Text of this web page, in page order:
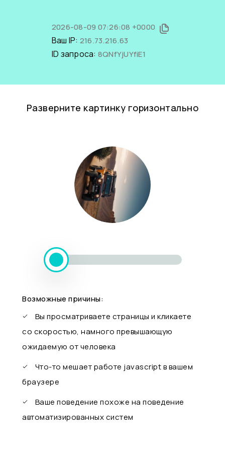
2026-08-09 07:26:08 +0000
Ваш IP: 216.73.216.63
ID запроса: 8QNfYjUYfiE1
Разверните картинку горизонтально
Возможные причины:
Вы просматриваете страницы и кликаете
со скоростью, намного превышающую
ожидаемую от человека
Что-то мешает работе javascript в вашем
браузере
Ваше поведение похоже на поведение
автоматизированных систем